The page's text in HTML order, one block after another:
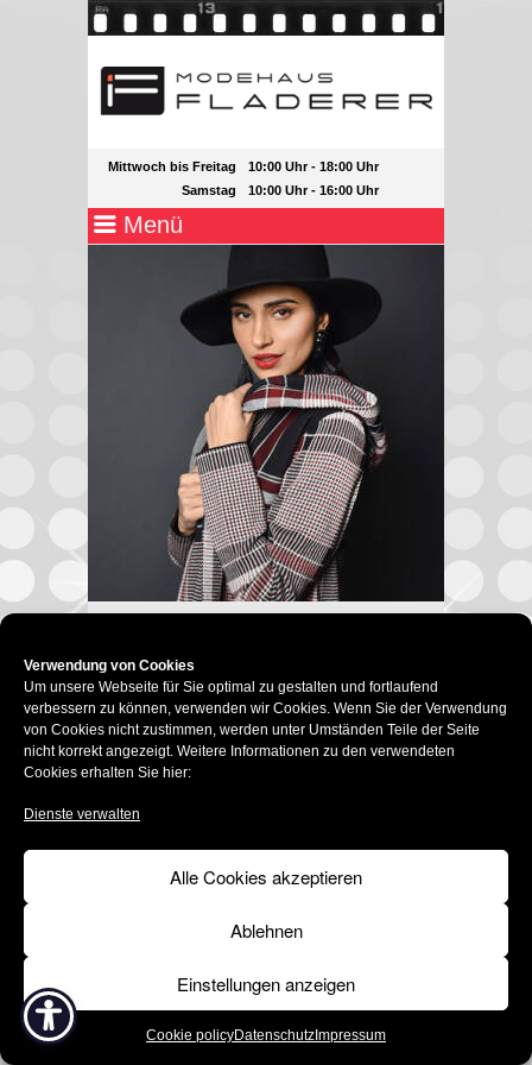
Verwendung von Cookies
Um unsere Webseite für Sie optimal zu gestalten und fortlaufend
verbessern zu können, verwenden wir Cookies. Wenn Sie der Verwendung
von Cookies nicht zustimmen, werden unter Umständen Teile der Seite
nicht korrekt angezeigt. Weitere Informationen zu den verwendeten
Cookies erhalten Sie hier:
Dienste verwalten
Alle Cookies akzeptieren
Ablehnen
Einstellungen anzeigen
Cookie policyDatenschutz Impressum
Mittwoch bis Freitag
10:00 Uhr - 18:00 Uhr
Samstag
10:00 Uhr - 16:00 Uhr
Impressum
Datenschutz
Social-Media-Datenschutz
Cookie policy (EU)
Barrierefrei
© 2015 –2026 | Modehaus Ingeborg Fladerer